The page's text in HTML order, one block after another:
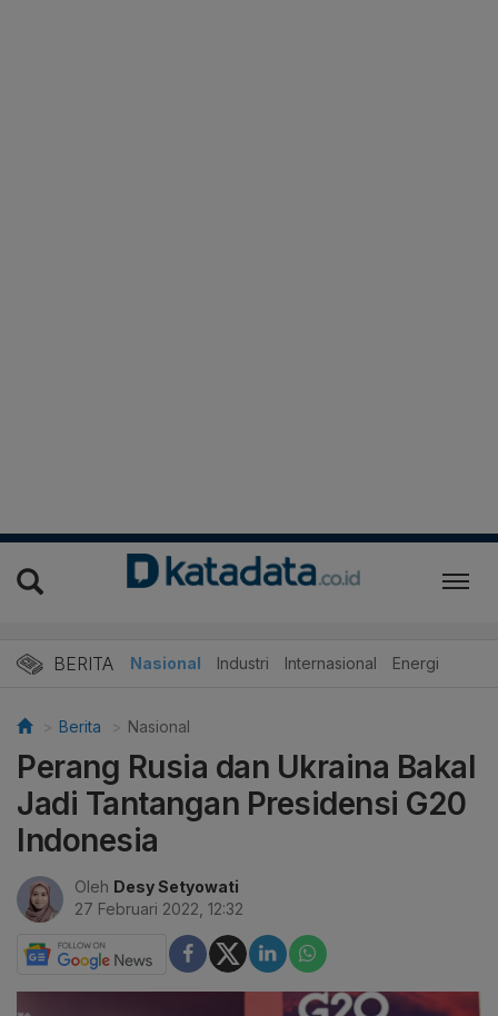
BERITA Nasional Industri Internasional Energi
Berita Nasional
Perang Rusia dan Ukraina Bakal
Jadi Tantangan Presidensi G20
Indonesia
Oleh Desy Setyowati
27 Februari 2022, 12:32